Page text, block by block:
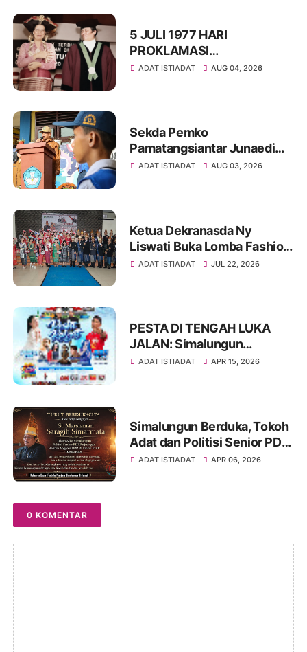
5 JULI 1977 HARI
PROKLAMASI
KEMERDEKAAN BAHASA
ADAT ISTIADAT AUG 04, 2026
Sekda Pemko
Pamatangsiantar Junaedi
Sitanggang Pembina
ADAT ISTIADAT AUG 03, 2026
Ketua Dekranasda Ny
Liswati Buka Lomba Fashion
Show Pakaian Adat
ADAT ISTIADAT JUL 22, 2026
PESTA DI TENGAH LUKA
JALAN: Simalungun
Rayakan HUT ke-193,
ADAT ISTIADAT APR 15, 2026
Simalungun Berduka, Tokoh
Adat dan Politisi Senior PDIP
St Marsiaman Saragih
ADAT ISTIADAT APR 06, 2026
0 KOMENTAR